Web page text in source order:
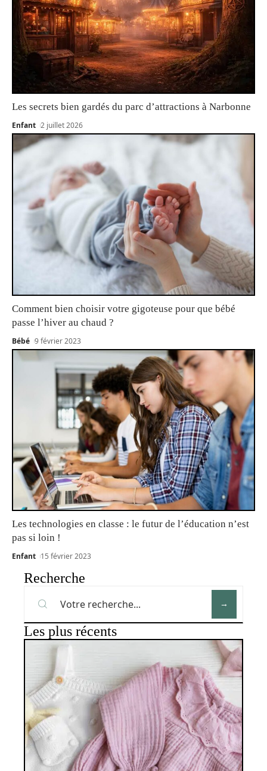
Les secrets bien gardés du parc d’attractions à Narbonne
Enfant 2 juillet 2026
Comment bien choisir votre gigoteuse pour que bébé
passe l’hiver au chaud ?
Bébé 9 février 2023
Les technologies en classe : le futur de l’éducation n’est
pas si loin !
Enfant 15 février 2023
Recherche
Les plus récents